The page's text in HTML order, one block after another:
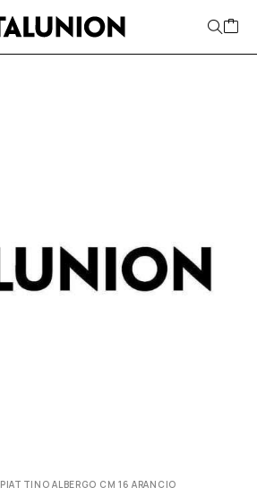
PIATTINO ALBERGO CM 16 ARANCIO